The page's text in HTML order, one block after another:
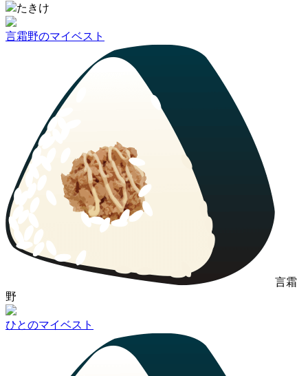
たきけ
言霜野のマイベスト
言霜
野
ひとのマイベスト